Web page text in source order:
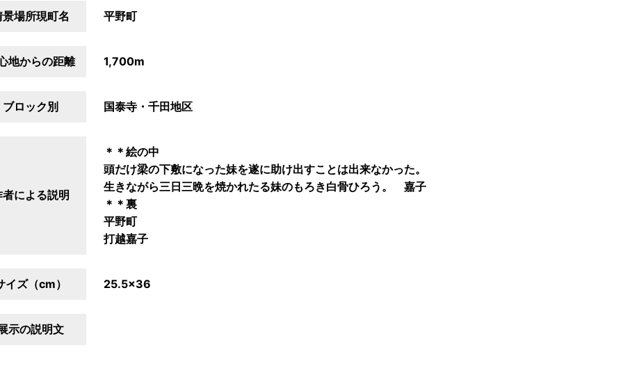
景場所現町名 平野町
地からの距離 1,700m
ブロック別 国泰寺・千田地区
者による説明
＊＊絵の中
頭だけ梁の下敷になった妹を遂に助け出すことは出来なかった。
生きながら三日三晩を焼かれたる妹のもろき白骨ひろう。 嘉子
＊＊裏
平野町
打越嘉子
イズ（cm） 25.5×36
示の説明文